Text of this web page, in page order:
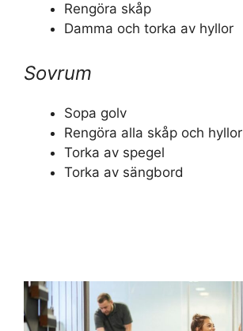
Rengöra skåp
Damma och torka av hyllor
Sovrum
Sopa golv
Rengöra alla skåp och hyllor
Torka av spegel
Torka av sängbord